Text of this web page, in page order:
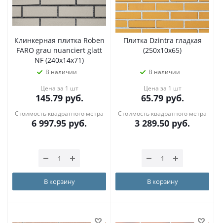
Клинкерная плитка Roben
FARO grau nuanciert glatt
NF (240x14x71)
В наличии
Цена за 1 шт
145.79руб.
Стоимость квадратного метра
6 997.95 руб.
В корзину
Плитка Dzintra гладкая
(250х10х65)
В наличии
Цена за 1 шт
65.79руб.
Стоимость квадратного метра
3 289.50 руб.
В корзину